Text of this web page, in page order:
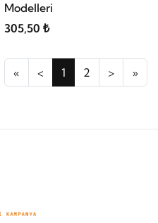
Modelleri
305,50 ₺
« < 1 2 > »